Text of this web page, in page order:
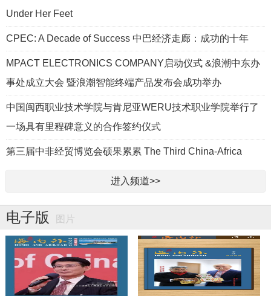
Under Her Feet
CPEC: A Decade of Success 中巴经济走廊：成功的十年
MPACT ELECTRONICS COMPANY启动仪式 &浪潮中东办
事处成立大会 暨浪潮智能终端产品发布会成功举办
中国闽西职业技术学院与肯尼亚WERU技术职业学院举行了
一场具有里程碑意义的合作签约仪式
第三届中非经贸博览会硕果累累 The Third China-Africa
进入频道>>
电子版 图片